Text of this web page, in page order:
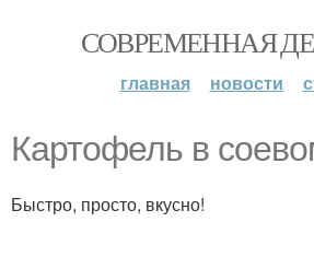
СОВРЕМЕННАЯ
главная новости
Картофель в
Быстро, просто, вкусно!